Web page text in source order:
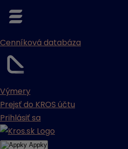
Cenníková databáza
Výmery
Prejsť do KROS účtu
Prihlásiť sa
Appky